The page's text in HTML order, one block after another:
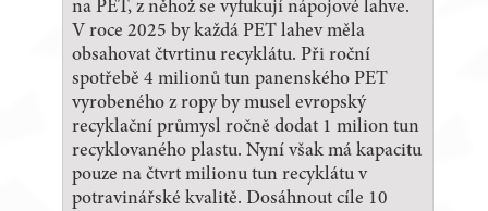
na PET, z něhož se vyfukují nápojové lahve.
V roce 2025 by každá PET lahev měla
obsahovat čtvrtinu recyklátu. Při roční
spotřebě 4 milionů tun panenského PET
vyrobeného z ropy by musel evropský
recyklační průmysl ročně dodat 1 milion tun
recyklovaného plastu. Nyní však má kapacitu
pouze na čtvrt milionu tun recyklátu v
potravinářské kvalitě. Dosáhnout cíle 10